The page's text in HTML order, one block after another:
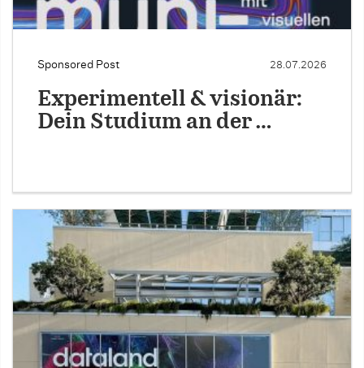
Sponsored Post 28.07.2026
Experimentell & visionär:
Dein Studium an der …